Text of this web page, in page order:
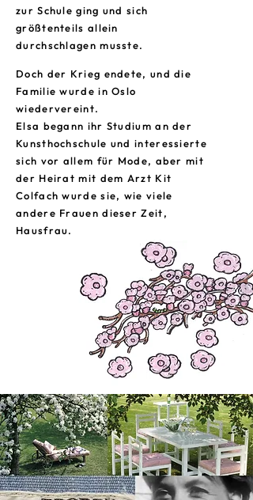
zur Schule ging und sich
größtenteils allein
durchschlagen musste.
Doch der Krieg endete, und die
Familie wurde in Oslo
wiedervereint.
Elsa begann ihr Studium an der
Kunsthochschule und interessierte
sich vor allem für Mode, aber mit
der Heirat mit dem Arzt Kit
Colfach wurde sie, wie viele
andere Frauen dieser Zeit,
Hausfrau.